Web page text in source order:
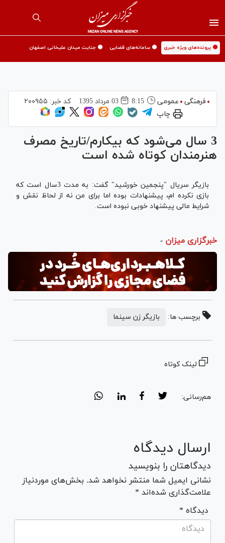
🟡 پرونده‌های ویژه خبری 🟡 سامانه‌های قضایی 🟡 جنایت میدان علیخانی اصفهان
فرهنگی عمومی 8:15 03 مرداد 1395 کد خبر: ۲۰۰۹۵۵
چاپ
3 سال می‌شود که بیکارم/تاریخ مصرف
هنرمندان کوتاه شده است
بازیگر سریال "پنجمین خورشید" گفت: به مدت 3سال است که
بازی نکرده ام، پیشنهادات بوده اما برای من نه از لحاظ نقش و
شرایط مالی پیشنهاد خوبی نبوده است.
خبرگزاری میزان -
برچسب ها: بازیگر زن سینما
لینک کوتاه
هم‌رسانی:
ارسال دیدگاه
دیدگاهتان را بنویسید
نشانی ایمیل شما منتشر نخواهد شد. بخش‌های موردنیاز
علامت‌گذاری شده‌اند *
* دیدگاه